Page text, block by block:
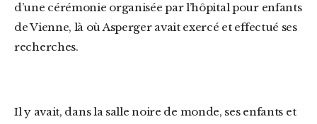
d’une cérémonie organisée par l’hôpital pour enfants
de Vienne, là où Asperger avait exercé et effectué ses
recherches.
Il y avait, dans la salle noire de monde, ses enfants et